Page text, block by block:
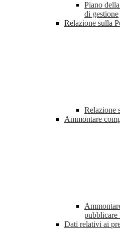
Piano
di gestione
Relazione sulla
Relazione
Ammontare
pubblicare
Dati relativi ai